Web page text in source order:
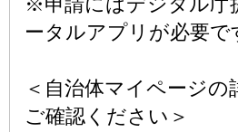
ータルアプリが必要で
＜自治体マイページの
ご確認ください＞